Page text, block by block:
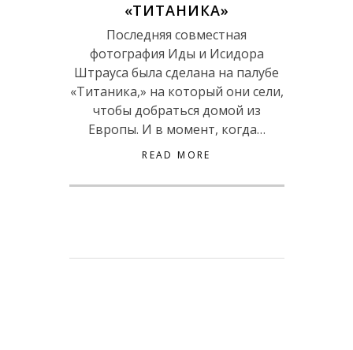
«ТИТАНИКА»
Последняя совместная
фотография Иды и Исидора
Штрауса была сделана на палубе
«Титаника,» на который они сели,
чтобы добраться домой из
Европы. И в момент, когда…
READ MORE